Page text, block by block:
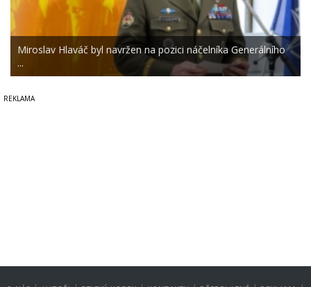
Miroslav Hlaváč byl navržen na pozici náčelníka Generálního
...